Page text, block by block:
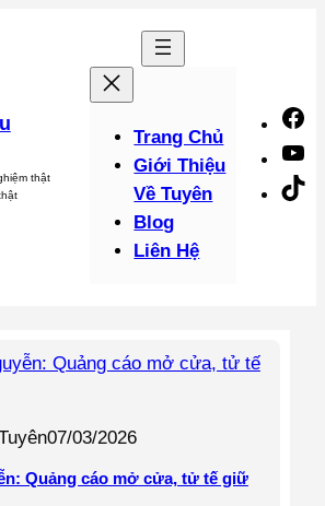
thật
Trang Chủ
Giới Thiệu
Về Tuyên
Blog
Liên Hệ
07/03/2026
Quảng cáo mở cửa, tử tế giữ